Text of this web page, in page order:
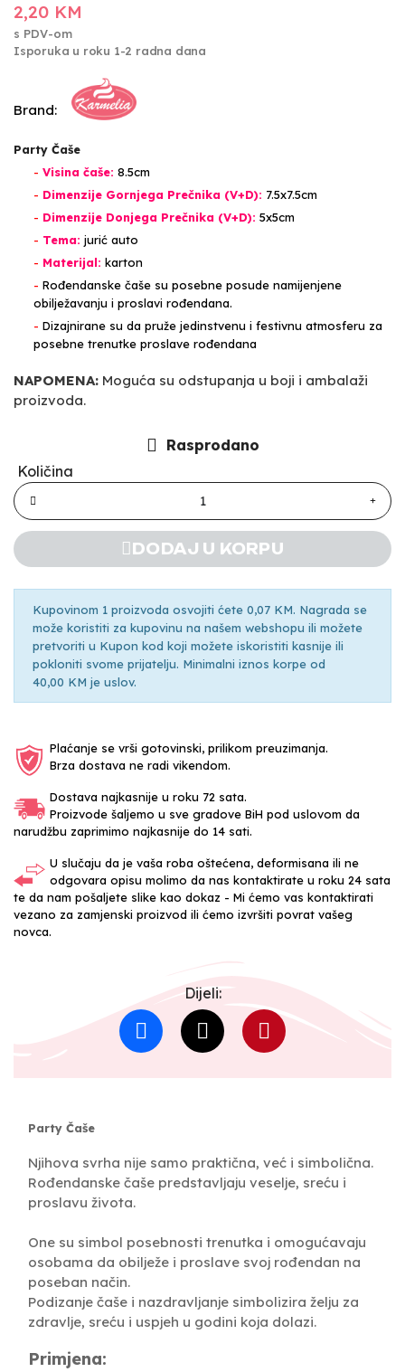
2,20 KM
s PDV-om
Isporuka u roku 1-2 radna dana
Brand:
Party Čaše
- Visina čaše: 8.5cm
- Dimenzije Gornjega Prečnika (V+D): 7.5x7.5cm
- Dimenzije Donjega Prečnika (V+D): 5x5cm
- Tema: jurić auto
- Materijal: karton
- Rođendanske čaše su posebne posude namijenjene
obilježavanju i proslavi rođendana.
- Dizajnirane su da pruže jedinstvenu i festivnu atmosferu za
posebne trenutke proslave rođendana
NAPOMENA: Moguća su odstupanja u boji i ambalaži
proizvoda.
Rasprodano
Količina
DODAJ U KORPU
Kupovinom 1 proizvoda osvojiti ćete 0,07 KM. Nagrada se
može koristiti za kupovinu na našem webshopu ili možete
pretvoriti u Kupon kod koji možete iskoristiti kasnije ili
pokloniti svome prijatelju. Minimalni iznos korpe od
40,00 KM je uslov.
Plaćanje se vrši gotovinski, prilikom preuzimanja.
Brza dostava ne radi vikendom.
Dostava najkasnije u roku 72 sata.
Proizvode šaljemo u sve gradove BiH pod uslovom da
narudžbu zaprimimo najkasnije do 14 sati.
U slučaju da je vaša roba oštećena, deformisana ili ne
odgovara opisu molimo da nas kontaktirate u roku 24 sata
te da nam pošaljete slike kao dokaz - Mi ćemo vas kontaktirati
vezano za zamjenski proizvod ili ćemo izvršiti povrat vašeg
novca.
Dijeli:
Party Čaše
Njihova svrha nije samo praktična, već i simbolična.
Rođendanske čaše predstavljaju veselje, sreću i
proslavu života.
One su simbol posebnosti trenutka i omogućavaju
osobama da obilježe i proslave svoj rođendan na
poseban način.
Podizanje čaše i nazdravljanje simbolizira želju za
zdravlje, sreću i uspjeh u godini koja dolazi.
Primjena: